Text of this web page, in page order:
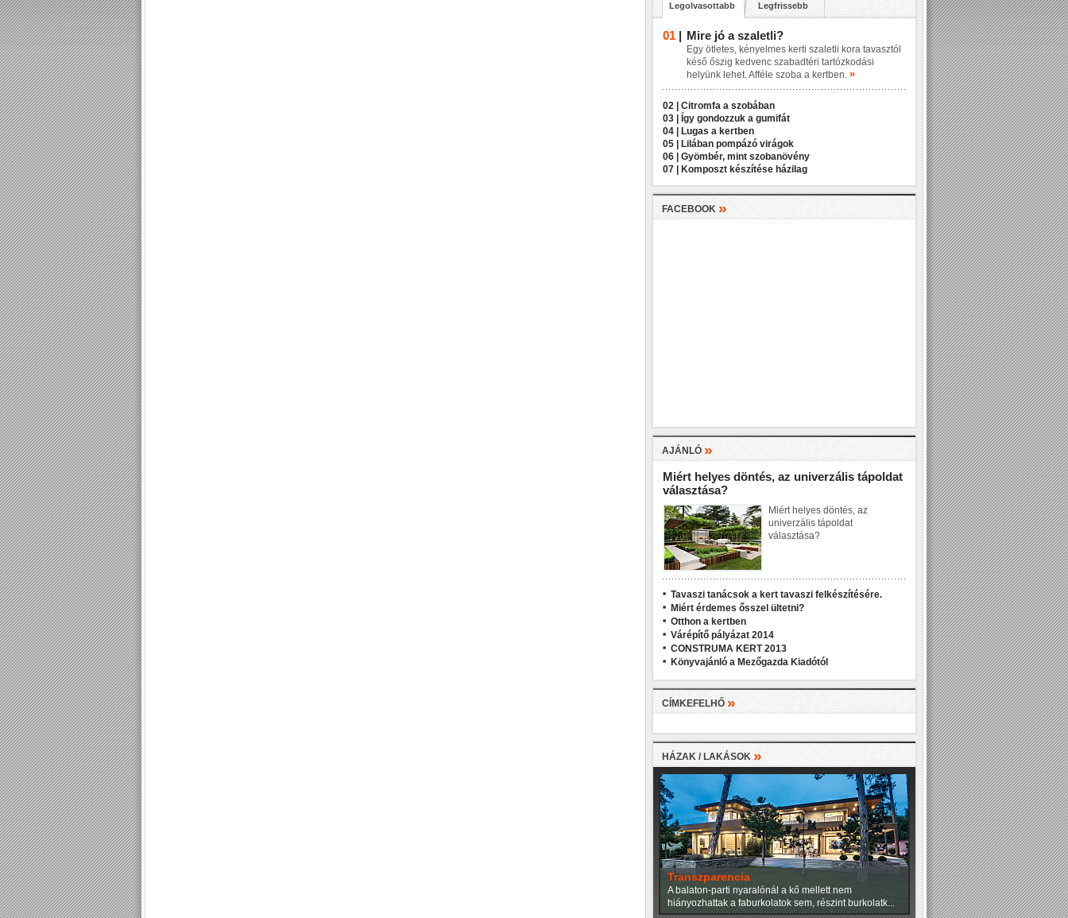
Legolvasottabb Legfrissebb
01 | Mire jó a szaletli?
Egy ötletes, kényelmes kerti szaletli kora tavasztól
késő őszig kedvenc szabadtéri tartózkodási
helyünk lehet. Afféle szoba a kertben. »
02 |
Citromfa a szobában
03 |
Így gondozzuk a gumifát
04 |
Lugas a kertben
05 |
Lilában pompázó virágok
06 |
Gyömbér, mint szobanövény
07 |
Komposzt készítése házilag
FACEBOOK»
AJÁNLÓ»
Miért helyes döntés, az univerzális tápoldat
választása?
Miért helyes döntés, az
univerzális tápoldat
választása?
Tavaszi tanácsok a kert tavaszi felkészítésére.
Miért érdemes ősszel ültetni?
Otthon a kertben
Várépítő pályázat 2014
CONSTRUMA KERT 2013
Könyvajánló a Mezőgazda Kiadótól
CÍMKEFELHŐ»
HÁZAK / LAKÁSOK »
Transzparencia
A balaton-parti nyaralónál a kő mellett nem
hiányozhattak a faburkolatok sem, részint burkolatk...